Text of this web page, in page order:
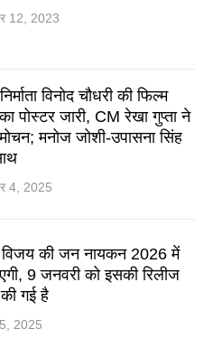
12, 2023
विनोद चौधरी की फिल्म
का पोस्टर जारी, CM रेखा गुप्ता ने
मनोज जोशी-उपासना सिंह
4, 2025
की जन नायकन 2026 में
9 जनवरी को इसकी रिलीज
गई है
2025